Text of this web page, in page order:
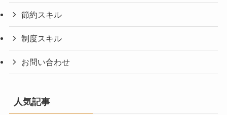
節約スキル
制度スキル
お問い合わせ
人気記事